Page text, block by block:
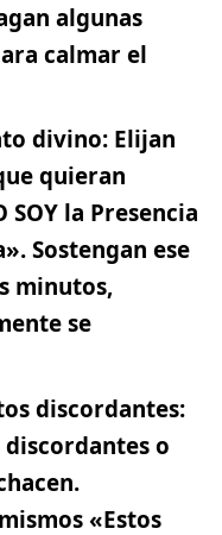
algunas
calmar el
divino: Elijan
quieran
la Presencia
Sostengan ese
minutos,
se
discordantes:
o
«Estos